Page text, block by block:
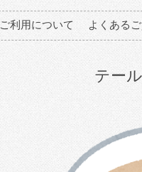
ご利用について よくある
テー